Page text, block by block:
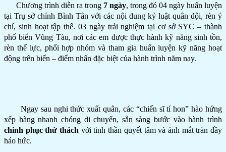
Chương trình diễn ra trong 7 ngày, trong đó 04 ngày huấn luyện
tại Trụ sở chính Bình Tân với các nội dung kỷ luật quân đội, rèn ý
chí, sinh hoạt tập thể. 03 ngày trải nghiệm tại cơ sở SYC – thành
phố biển Vũng Tàu, nơi các em được thực hành kỹ năng sinh tồn,
rèn thể lực, phối hợp nhóm và tham gia huấn luyện kỹ năng hoạt
động trên biển – điểm nhấn đặc biệt của hành trình năm nay.
Ngay sau nghi thức xuất quân, các “chiến sĩ tí hon” hào hứng
xếp hàng nhanh chóng di chuyển, sẵn sàng bước vào hành trình
chinh phục thử thách với tinh thần quyết tâm và ánh mắt tràn đầy
háo hức.